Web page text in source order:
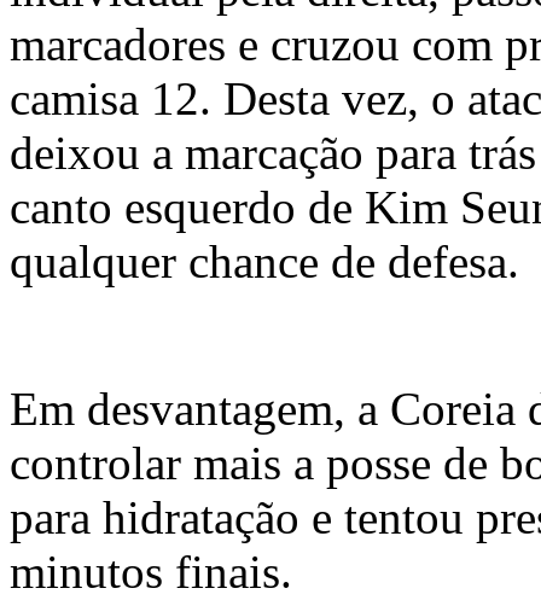
marcadores e cruzou com
camisa 12. Desta vez, o
deixou a marcação para
canto esquerdo de Kim
qualquer chance de defesa.
Em desvantagem, a Coreia
controlar mais a posse de
para hidratação e tentou
minutos finais.